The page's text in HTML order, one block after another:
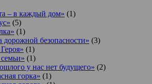
– в каждый дом» (1)
(5)
(1)
дорожной безопасности» (3)
(1)
(1)
у нас нет будущего» (2)
горка» (1)